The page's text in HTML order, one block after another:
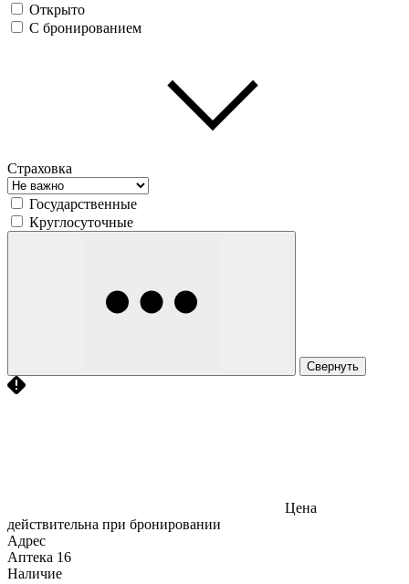
Открыто
С бронированием
Страховка
Государственные
Круглосуточные
Свернуть
Цена
действительна при бронировании
Адрес
Аптека 16
Наличие